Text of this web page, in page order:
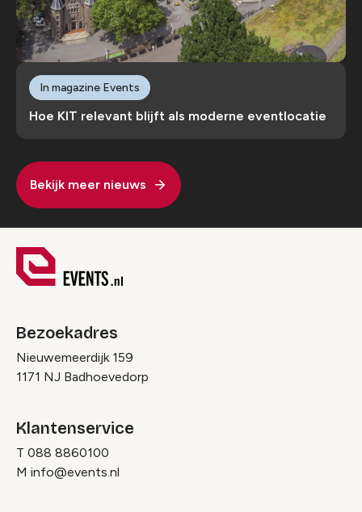
Hoe KIT relevant blijft als moderne eventlocatie
In magazine Events
Bekijk meer nieuws
Bezoekadres
Nieuwemeerdijk 159
1171 NJ Badhoevedorp
Klantenservice
T 088 8860100
M info@events.nl